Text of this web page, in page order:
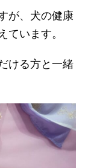
が、犬の健康
ています。
ける方と一緒